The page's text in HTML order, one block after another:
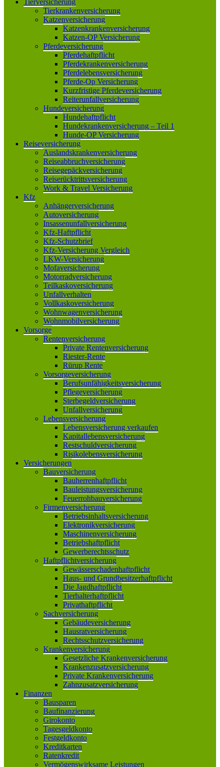
Tierkrankenversicherung
Katzenversicherung
Katzenkrankenversicherung
Katzen-OP Versicherung
Pferdeversicherung
Pferdehaftpflicht
Pferdekrankenversicherung
Pferdelebensversicherung
Pferde-Op Versicherung
Kurzfristige Pferdeversicherung
Reiterunfallversicherung
Hundeversicherung
Hundehaftpflicht
Hundekrankenversicherung – Teil 1
Hunde-OP Versicherung
Reiseversicherung
Auslandskrankenversicherung
Reiseabbruchversicherung
Reisegepäckversicherung
Reiserücktrittsversicherung
Work & Travel Versicherung
Kfz
Anhängerversicherung
Autoversicherung
Insassenunfallversicherung
Kfz-Haftpflicht
Kfz-Schutzbrief
Kfz-Versicherung Vergleich
LKW-Versicherung
Mofaversicherung
Motorradversicherung
Teilkaskoversicherung
Unfallverhalten
Vollkaskoversicherung
Wohnwagenversicherung
Wohnmobilversicherung
Vorsorge
Rentenversicherung
Private Rentenversicherung
Riester-Rente
Rürup Rente
Vorsorgeversicherung
Berufsunfähigkeitsversicherung
Pflegeversicherung
Sterbegeldversicherung
Unfallversicherung
Lebensversicherung
Lebensversicherung verkaufen
Kapitallebensversicherung
Restschuldversicherung
Risikolebensversicherung
Versicherungen
Bauversicherung
Bauherrenhaftpflicht
Bauleistungsversicherung
Feuerrohbauversicherung
Firmenversicherung
Betriebsinhaltsversicherung
Elektronikversicherung
Maschinenversicherung
Betriebshaftpflicht
Gewerberechtsschutz
Haftpflichtversicherung
Gewässerschadenhaftpflicht
Haus- und Grundbesitzerhaftpflicht
Die Jagdhaftpflicht
Tierhalterhaftpflicht
Privathaftpflicht
Sachversicherung
Gebäudeversicherung
Hausratversicherung
Rechtsschutzversicherung
Krankenversicherung
Gesetzliche Krankenversicherung
Krankenzusatzversicherung
Private Krankenversicherung
Zahnzusatzversicherung
Finanzen
Bausparen
Baufinanzierung
Girokonto
Tagesgeldkonto
Festgeldkonto
Kreditkarten
Ratenkredit
Vermögenswirksame Leistungen